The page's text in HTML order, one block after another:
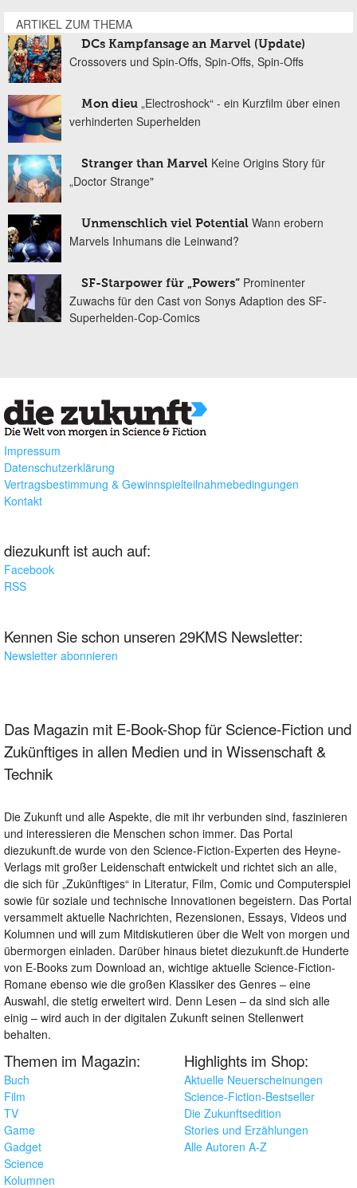
ARTIKEL ZUM THEMA
DCs Kampfansage an Marvel (Update)
Crossovers und Spin-Offs, Spin-Offs, Spin-Offs
Mon dieu „Electroshock“ - ein Kurzfilm über einen
verhinderten Superhelden
Stranger than Marvel Keine Origins Story für
„Doctor Strange"
Unmenschlich viel Potential Wann erobern
Marvels Inhumans die Leinwand?
SF-Starpower für „Powers“ Prominenter
Zuwachs für den Cast von Sonys Adaption des SF-
Superhelden-Cop-Comics
Impressum
Datenschutzerklärung
Vertragsbestimmung & Gewinnspielteilnahmebedingungen
Kontakt
diezukunft ist auch auf:
Facebook
RSS
Kennen Sie schon unseren 29KMS Newsletter:
Newsletter abonnieren
Das Magazin mit E-Book-Shop für Science-Fiction und
Zukünftiges in allen Medien und in Wissenschaft &
Technik
Die Zukunft und alle Aspekte, die mit ihr verbunden sind, faszinieren
und interessieren die Menschen schon immer. Das Portal
diezukunft.de wurde von den Science-Fiction-Experten des Heyne-
Verlags mit großer Leidenschaft entwickelt und richtet sich an alle,
die sich für „Zukünftiges“ in Literatur, Film, Comic und Computerspiel
sowie für soziale und technische Innovationen begeistern. Das Portal
versammelt aktuelle Nachrichten, Rezensionen, Essays, Videos und
Kolumnen und will zum Mitdiskutieren über die Welt von morgen und
übermorgen einladen. Darüber hinaus bietet diezukunft.de Hunderte
von E-Books zum Download an, wichtige aktuelle Science-Fiction-
Romane ebenso wie die großen Klassiker des Genres – eine
Auswahl, die stetig erweitert wird. Denn Lesen – da sind sich alle
einig – wird auch in der digitalen Zukunft seinen Stellenwert
behalten.
Themen im Magazin:
Buch
Film
TV
Game
Gadget
Science
Kolumnen
Highlights im Shop:
Aktuelle Neuerscheinungen
Science-Fiction-Bestseller
Die Zukunftsedition
Stories und Erzählungen
Alle Autoren A-Z